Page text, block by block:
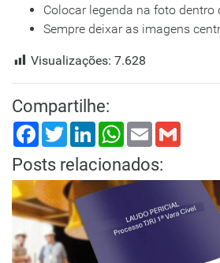
Colocar legenda na foto dentro
Sempre deixar as imagens
Visualizações: 7.628
Compartilhe:
FacebookTwitterLinkedInWhatsApp
Email
Posts relacionados: